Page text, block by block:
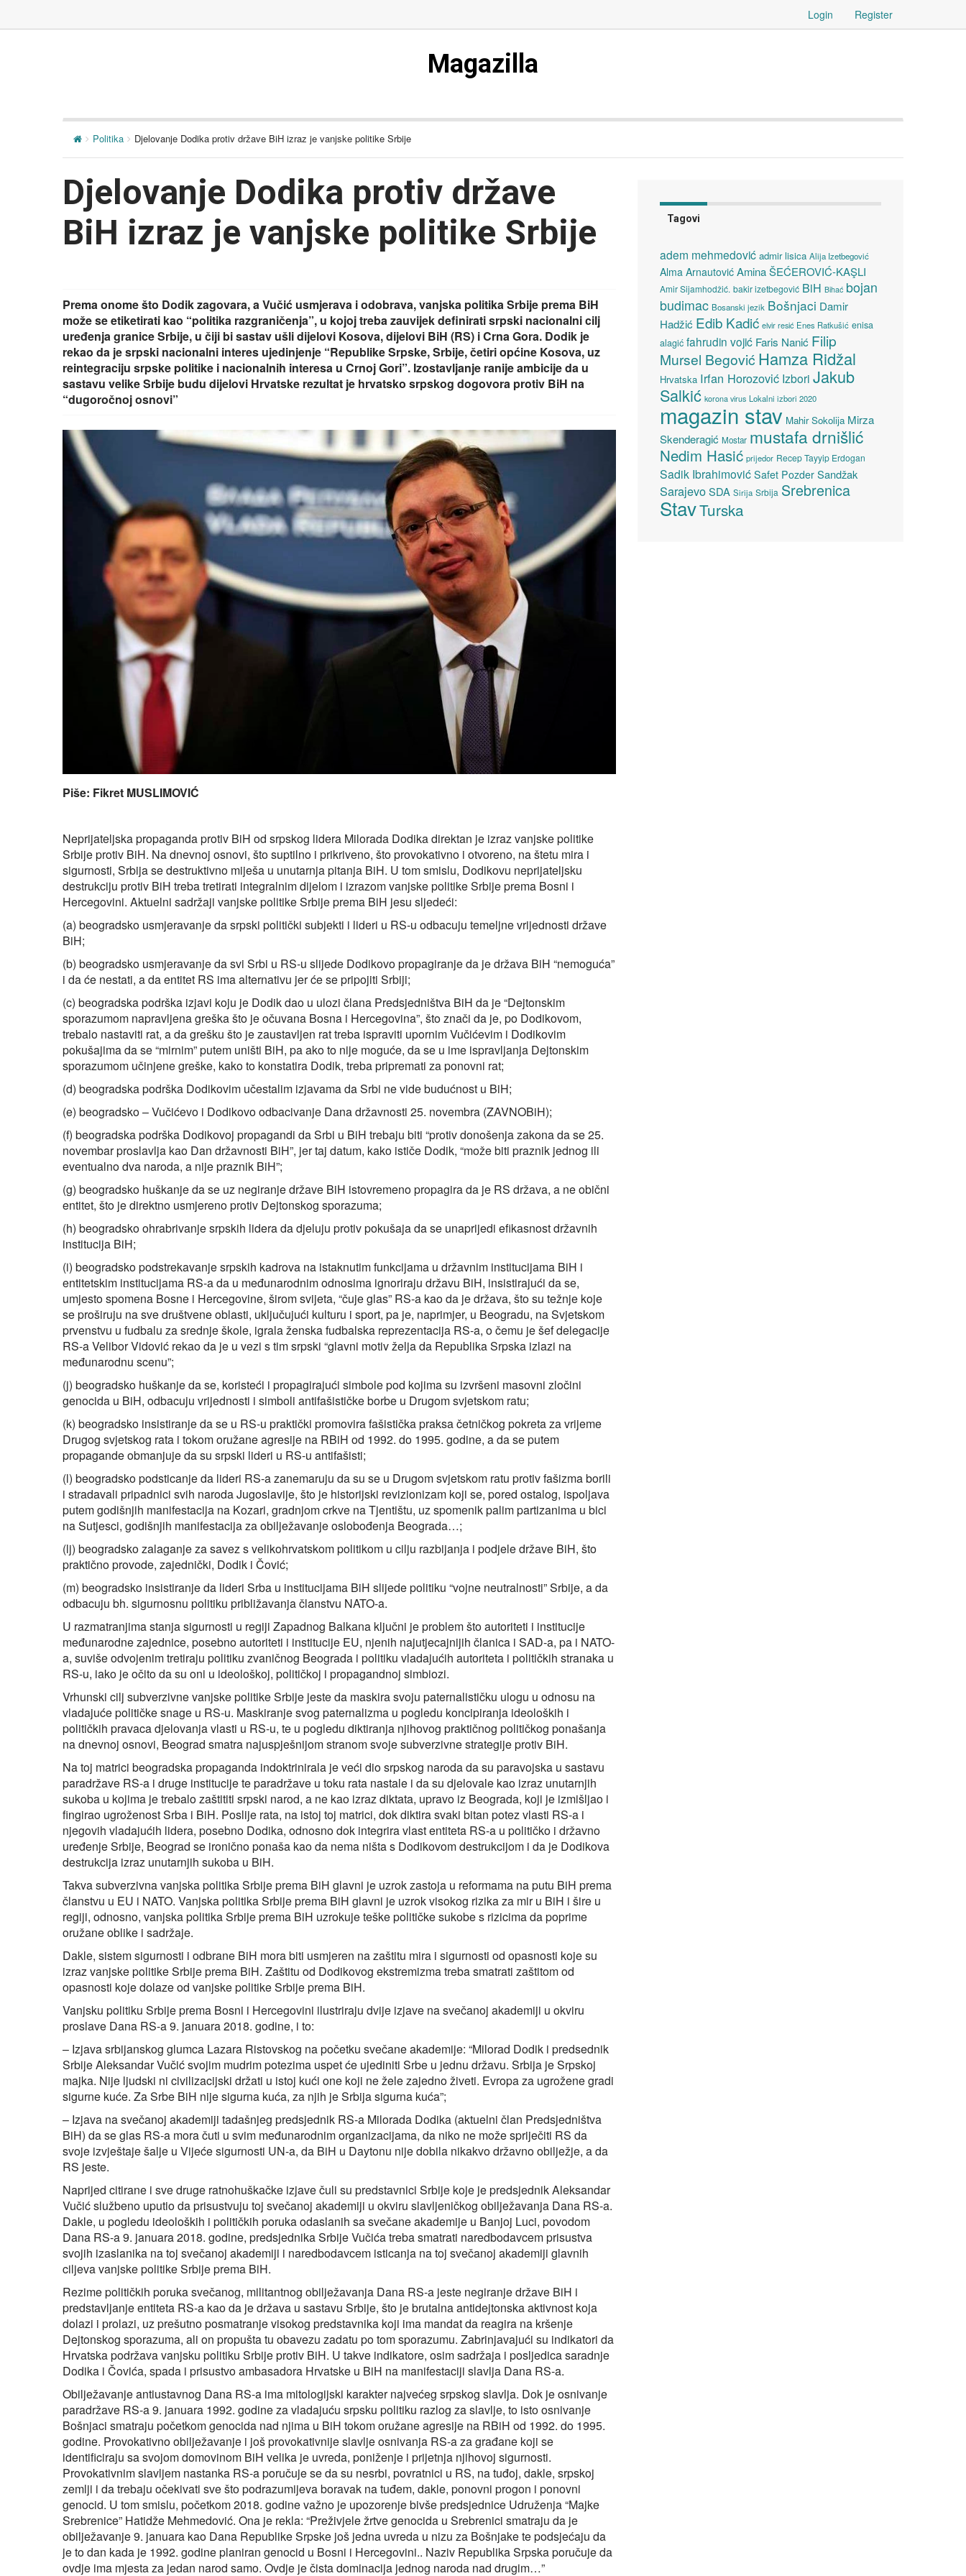
Login Register
Magazilla
Politika Djelovanje Dodika protiv države BiH izraz je vanjske politike Srbije
Djelovanje Dodika protiv države
BiH izraz je vanjske politike Srbije
Prema onome što Dodik zagovara, a Vučić usmjerava i odobrava, vanjska politika Srbije prema BiH
može se etiketirati kao “politika razgraničenja”, u kojoj treba zauvijek definirati srpski nacionalni cilj
uređenja granice Srbije, u čiji bi sastav ušli dijelovi Kosova, dijelovi BiH (RS) i Crna Gora. Dodik je
rekao da je srpski nacionalni interes ujedinjenje “Republike Srpske, Srbije, četiri općine Kosova, uz
reintegraciju srpske politike i nacionalnih interesa u Crnoj Gori”. Izostavljanje ranije ambicije da u
sastavu velike Srbije budu dijelovi Hrvatske rezultat je hrvatsko srpskog dogovora protiv BiH na
“dugoročnoj osnovi”
Piše: Fikret MUSLIMOVIĆ
Neprijateljska propaganda protiv BiH od srpskog lidera Milorada Dodika direktan je izraz vanjske politike
Srbije protiv BiH. Na dnevnoj osnovi, što suptilno i prikriveno, što provokativno i otvoreno, na štetu mira i
sigurnosti, Srbija se destruktivno miješa u unutarnja pitanja BiH. U tom smislu, Dodikovu neprijateljsku
destrukciju protiv BiH treba tretirati integralnim dijelom i izrazom vanjske politike Srbije prema Bosni i
Hercegovini. Aktuelni sadržaji vanjske politike Srbije prema BiH jesu sljedeći:
(a) beogradsko usmjeravanje da srpski politički subjekti i lideri u RS-u odbacuju temeljne vrijednosti države
BiH;
(b) beogradsko usmjeravanje da svi Srbi u RS-u slijede Dodikovo propagiranje da je država BiH “nemoguća”
i da će nestati, a da entitet RS ima alternativu jer će se pripojiti Srbiji;
(c) beogradska podrška izjavi koju je Dodik dao u ulozi člana Predsjedništva BiH da je “Dejtonskim
sporazumom napravljena greška što je očuvana Bosna i Hercegovina”, što znači da je, po Dodikovom,
trebalo nastaviti rat, a da grešku što je zaustavljen rat treba ispraviti upornim Vučićevim i Dodikovim
pokušajima da se “mirnim” putem uništi BiH, pa ako to nije moguće, da se u ime ispravljanja Dejtonskim
sporazumom učinjene greške, kako to konstatira Dodik, treba pripremati za ponovni rat;
(d) beogradska podrška Dodikovim učestalim izjavama da Srbi ne vide budućnost u BiH;
(e) beogradsko – Vučićevo i Dodikovo odbacivanje Dana državnosti 25. novembra (ZAVNOBiH);
(f) beogradska podrška Dodikovoj propagandi da Srbi u BiH trebaju biti “protiv donošenja zakona da se 25.
novembar proslavlja kao Dan državnosti BiH”, jer taj datum, kako ističe Dodik, “može biti praznik jednog ili
eventualno dva naroda, a nije praznik BiH”;
(g) beogradsko huškanje da se uz negiranje države BiH istovremeno propagira da je RS država, a ne obični
entitet, što je direktno usmjereno protiv Dejtonskog sporazuma;
(h) beogradsko ohrabrivanje srpskih lidera da djeluju protiv pokušaja da se unaprijedi efikasnost državnih
institucija BiH;
(i) beogradsko podstrekavanje srpskih kadrova na istaknutim funkcijama u državnim institucijama BiH i
entitetskim institucijama RS-a da u međunarodnim odnosima ignoriraju državu BiH, insistirajući da se,
umjesto spomena Bosne i Hercegovine, širom svijeta, “čuje glas” RS-a kao da je država, što su težnje koje
se proširuju na sve društvene oblasti, uključujući kulturu i sport, pa je, naprimjer, u Beogradu, na Svjetskom
prvenstvu u fudbalu za srednje škole, igrala ženska fudbalska reprezentacija RS-a, o čemu je šef delegacije
RS-a Velibor Vidović rekao da je u vezi s tim srpski “glavni motiv želja da Republika Srpska izlazi na
međunarodnu scenu”;
(j) beogradsko huškanje da se, koristeći i propagirajući simbole pod kojima su izvršeni masovni zločini
genocida u BiH, odbacuju vrijednosti i simboli antifašističke borbe u Drugom svjetskom ratu;
(k) beogradsko insistiranje da se u RS-u praktički promovira fašistička praksa četničkog pokreta za vrijeme
Drugog svjetskog rata i tokom oružane agresije na RBiH od 1992. do 1995. godine, a da se putem
propagande obmanjuje da su srpski lideri u RS-u antifašisti;
(l) beogradsko podsticanje da lideri RS-a zanemaruju da su se u Drugom svjetskom ratu protiv fašizma borili
i stradavali pripadnici svih naroda Jugoslavije, što je historijski revizionizam koji se, pored ostalog, ispoljava
putem godišnjih manifestacija na Kozari, gradnjom crkve na Tjentištu, uz spomenik palim partizanima u bici
na Sutjesci, godišnjih manifestacija za obilježavanje oslobođenja Beograda…;
(lj) beogradsko zalaganje za savez s velikohrvatskom politikom u cilju razbijanja i podjele države BiH, što
praktično provode, zajednički, Dodik i Čović;
(m) beogradsko insistiranje da lideri Srba u institucijama BiH slijede politiku “vojne neutralnosti” Srbije, a da
odbacuju bh. sigurnosnu politiku približavanja članstvu NATO-a.
U razmatranjima stanja sigurnosti u regiji Zapadnog Balkana ključni je problem što autoriteti i institucije
međunarodne zajednice, posebno autoriteti i institucije EU, njenih najutjecajnijih članica i SAD-a, pa i NATO-
a, suviše odvojenim tretiraju politiku zvaničnog Beograda i politiku vladajućih autoriteta i političkih stranaka u
RS-u, iako je očito da su oni u ideološkoj, političkoj i propagandnoj simbiozi.
Vrhunski cilj subverzivne vanjske politike Srbije jeste da maskira svoju paternalističku ulogu u odnosu na
vladajuće političke snage u RS-u. Maskiranje svog paternalizma u pogledu koncipiranja ideoloških i
političkih pravaca djelovanja vlasti u RS-u, te u pogledu diktiranja njihovog praktičnog političkog ponašanja
na dnevnoj osnovi, Beograd smatra najuspješnijom stranom svoje subverzivne strategije protiv BiH.
Na toj matrici beogradska propaganda indoktrinirala je veći dio srpskog naroda da su paravojska u sastavu
paradržave RS-a i druge institucije te paradržave u toku rata nastale i da su djelovale kao izraz unutarnjih
sukoba u kojima je trebalo zaštititi srpski narod, a ne kao izraz diktata, upravo iz Beograda, koji je izmišljao i
fingirao ugroženost Srba i BiH. Poslije rata, na istoj toj matrici, dok diktira svaki bitan potez vlasti RS-a i
njegovih vladajućih lidera, posebno Dodika, odnosno dok integrira vlast entiteta RS-a u političko i državno
uređenje Srbije, Beograd se ironično ponaša kao da nema ništa s Dodikovom destrukcijom i da je Dodikova
destrukcija izraz unutarnjih sukoba u BiH.
Takva subverzivna vanjska politika Srbije prema BiH glavni je uzrok zastoja u reformama na putu BiH prema
članstvu u EU i NATO. Vanjska politika Srbije prema BiH glavni je uzrok visokog rizika za mir u BiH i šire u
regiji, odnosno, vanjska politika Srbije prema BiH uzrokuje teške političke sukobe s rizicima da poprime
oružane oblike i sadržaje.
Dakle, sistem sigurnosti i odbrane BiH mora biti usmjeren na zaštitu mira i sigurnosti od opasnosti koje su
izraz vanjske politike Srbije prema BiH. Zaštitu od Dodikovog ekstremizma treba smatrati zaštitom od
opasnosti koje dolaze od vanjske politike Srbije prema BiH.
Vanjsku politiku Srbije prema Bosni i Hercegovini ilustriraju dvije izjave na svečanoj akademiji u okviru
proslave Dana RS-a 9. januara 2018. godine, i to:
– Izjava srbijanskog glumca Lazara Ristovskog na početku svečane akademije: “Milorad Dodik i predsednik
Srbije Aleksandar Vučić svojim mudrim potezima uspet će ujediniti Srbe u jednu državu. Srbija je Srpskoj
majka. Nije ljudski ni civilizacijski držati u istoj kući one koji ne žele zajedno živeti. Evropa za ugrožene gradi
sigurne kuće. Za Srbe BiH nije sigurna kuća, za njih je Srbija sigurna kuća”;
– Izjava na svečanoj akademiji tadašnjeg predsjednik RS-a Milorada Dodika (aktuelni član Predsjedništva
BiH) da se glas RS-a mora čuti u svim međunarodnim organizacijama, da niko ne može spriječiti RS da
svoje izvještaje šalje u Vijeće sigurnosti UN-a, da BiH u Daytonu nije dobila nikakvo državno obilježje, a da
RS jeste.
Naprijed citirane i sve druge ratnohuškačke izjave čuli su predstavnici Srbije koje je predsjednik Aleksandar
Vučić službeno uputio da prisustvuju toj svečanoj akademiji u okviru slavljeničkog obilježavanja Dana RS-a.
Dakle, u pogledu ideoloških i političkih poruka odaslanih sa svečane akademije u Banjoj Luci, povodom
Dana RS-a 9. januara 2018. godine, predsjednika Srbije Vučića treba smatrati naredbodavcem prisustva
svojih izaslanika na toj svečanoj akademiji i naredbodavcem isticanja na toj svečanoj akademiji glavnih
ciljeva vanjske politike Srbije prema BiH.
Rezime političkih poruka svečanog, militantnog obilježavanja Dana RS-a jeste negiranje države BiH i
predstavljanje entiteta RS-a kao da je država u sastavu Srbije, što je brutalna antidejtonska aktivnost koja
dolazi i prolazi, uz prešutno posmatranje visokog predstavnika koji ima mandat da reagira na kršenje
Dejtonskog sporazuma, ali on propušta tu obavezu zadatu po tom sporazumu. Zabrinjavajući su indikatori da
Hrvatska podržava vanjsku politiku Srbije protiv BiH. U takve indikatore, osim sadržaja i posljedica saradnje
Dodika i Čovića, spada i prisustvo ambasadora Hrvatske u BiH na manifestaciji slavlja Dana RS-a.
Obilježavanje antiustavnog Dana RS-a ima mitologijski karakter najvećeg srpskog slavlja. Dok je osnivanje
paradržave RS-a 9. januara 1992. godine za vladajuću srpsku politiku razlog za slavlje, to isto osnivanje
Bošnjaci smatraju početkom genocida nad njima u BiH tokom oružane agresije na RBiH od 1992. do 1995.
godine. Provokativno obilježavanje i još provokativnije slavlje osnivanja RS-a za građane koji se
identificiraju sa svojom domovinom BiH velika je uvreda, poniženje i prijetnja njihovoj sigurnosti.
Provokativnim slavljem nastanka RS-a poručuje se da su nesrbi, povratnici u RS, na tuđoj, dakle, srpskoj
zemlji i da trebaju očekivati sve što podrazumijeva boravak na tuđem, dakle, ponovni progon i ponovni
genocid. U tom smislu, početkom 2018. godine važno je upozorenje bivše predsjednice Udruženja “Majke
Srebrenice” Hatidže Mehmedović. Ona je rekla: “Preživjele žrtve genocida u Srebrenici smatraju da je
obilježavanje 9. januara kao Dana Republike Srpske još jedna uvreda u nizu za Bošnjake te podsjećaju da
je to dan kada je 1992. godine planiran genocid u Bosni i Hercegovini.. Naziv Republika Srpska poručuje da
ovdje ima mjesta za jedan narod samo. Ovdje je čista dominacija jednog naroda nad drugim…”
Tagovi
adem mehmedović admir lisica Alija Izetbegović
Alma Arnautović Amina ŠEĆEROVIĆ-KAŞLI
Amir Sijamhodžić. bakir izetbegović BiH Bihać bojan
budimac Bosanski jezik Bošnjaci Damir
Hadžić Edib Kadić elvir resić Enes Ratkušić enisa
alagić fahrudin vojić Faris Nanić Filip
Mursel Begović Hamza Ridžal
Hrvatska Irfan Horozović Izbori Jakub
Salkić korona virus Lokalni izbori 2020
magazin stav Mahir Sokolija Mirza
Skenderagić Mostar mustafa drnišlić
Nedim Hasić prijedor Recep Tayyip Erdogan
Sadik Ibrahimović Safet Pozder Sandžak
SarajevoSDA Sirija Srbija Srebrenica
StavTurska